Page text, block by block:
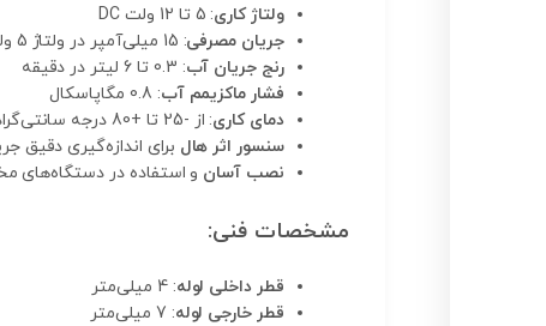
ولتاژ کاری: 5 تا 12 ولت DC
جریان مصرفی: 15 میلی‌آمپر در ولتاژ 5 ولت
رنج جریان آب: 0.3 تا 6 لیتر در دقیقه
فشار ماکزیمم آب: 0.8 مگاپاسکال
دمای کاری: از -25 تا +80 درجه سانتی‌گراد
سنسور اثر هال برای اندازه‌گیری دقیق
نصب آسان و استفاده در دستگاه‌های
مشخصات فنی:
قطر داخلی لوله: 4 میلی‌متر
قطر خارجی لوله: 7 میلی‌متر